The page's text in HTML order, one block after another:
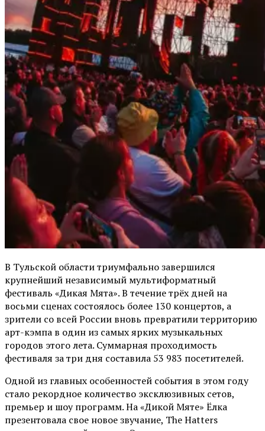
В Тульской области триумфально завершился
крупнейший независимый мультиформатный
фестиваль «Дикая Мята». В течение трёх дней на
восьми сценах состоялось более 130 концертов, а
зрители со всей России вновь превратили территорию
арт-кэмпа в один из самых ярких музыкальных
городов этого лета. Суммарная проходимость
фестиваля за три дня составила 53 983 посетителей.
Одной из главных особенностей события в этом году
стало рекордное количество эксклюзивных сетов,
премьер и шоу программ. На «Дикой Мяте» Ёлка
презентовала свое новое звучание, The Hatters